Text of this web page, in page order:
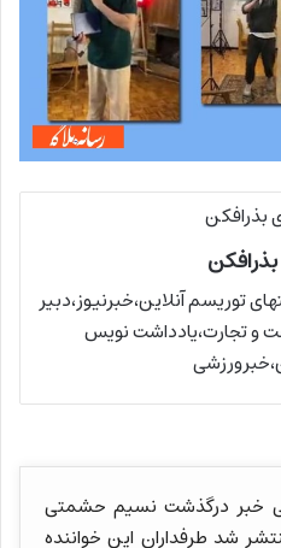
توریسم آنلاین،خبرنیوز،دبیر
و تجارت،یادداشت نویس
سال ۱۳۹۲ وقتی خبر درگذشت نسیم حشمتی
شد طرفداران این خواننده